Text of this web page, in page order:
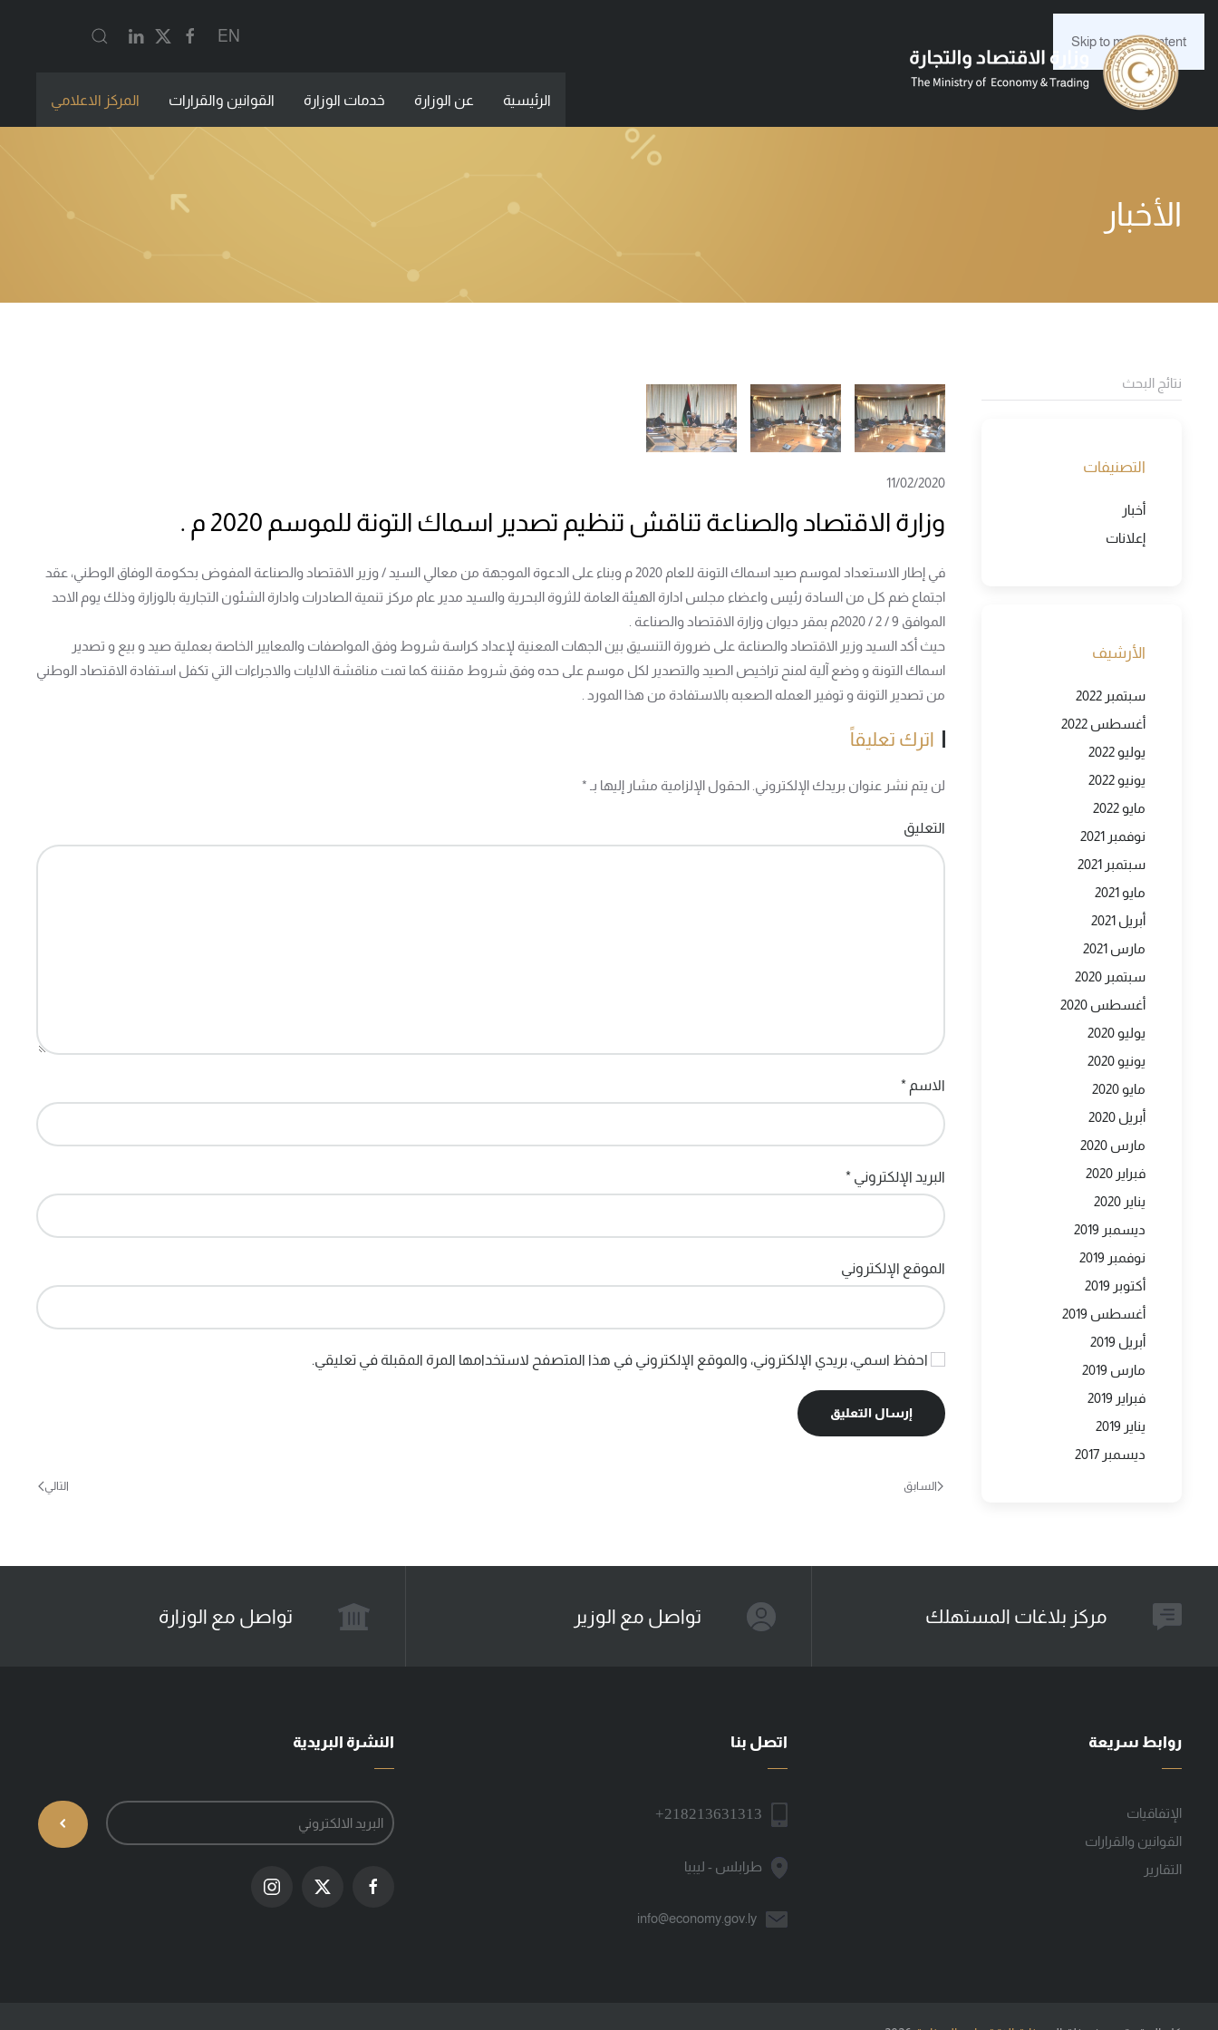
Skip to main content
EN
الرئيسية عن الوزارة خدمات الوزارة القوانين والقرارات المركز الاعلامي
الأخبار
التصنيفات
أخبار
إعلانات
الأرشيف
سبتمبر 2022
أغسطس 2022
يوليو 2022
يونيو 2022
مايو 2022
نوفمبر 2021
سبتمبر 2021
مايو 2021
أبريل 2021
مارس 2021
سبتمبر 2020
أغسطس 2020
يوليو 2020
يونيو 2020
مايو 2020
أبريل 2020
مارس 2020
فبراير 2020
يناير 2020
ديسمبر 2019
نوفمبر 2019
أكتوبر 2019
أغسطس 2019
أبريل 2019
مارس 2019
فبراير 2019
يناير 2019
ديسمبر 2017
11/02/2020
وزارة الاقتصاد والصناعة تناقش تنظيم تصدير اسماك التونة للموسم 2020 م .
في إطار الاستعداد لموسم صيد اسماك التونة للعام 2020 م وبناء على الدعوة الموجهة من معالي السيد / وزير الاقتصاد والصناعة المفوض بحكومة الوفاق الوطني، عقد
اجتماع ضم كل من السادة رئيس واعضاء مجلس ادارة الهيئة العامة للثروة البحرية والسيد مدير عام مركز تنمية الصادرات وادارة الشئون التجارية بالوزارة وذلك يوم الاحد
الموافق 9 / 2 / 2020م بمقر ديوان وزارة الاقتصاد والصناعة .
حيث أكد السيد وزير الاقتصاد والصناعة على ضرورة التنسيق بين الجهات المعنية لإعداد كراسة شروط وفق المواصفات والمعايير الخاصة بعملية صيد و بيع و تصدير
اسماك التونة و وضع آلية لمنح تراخيص الصيد والتصدير لكل موسم على حده وفق شروط مقننة كما تمت مناقشة الاليات والاجراءات التي تكفل استفادة الاقتصاد الوطني
من تصدير التونة و توفير العمله الصعبه بالاستفادة من هذا المورد .
اترك تعليقاً
لن يتم نشر عنوان بريدك الإلكتروني. الحقول الإلزامية مشار إليها بـ *
التعليق
الاسم *
البريد الإلكتروني *
الموقع الإلكتروني
احفظ اسمي، بريدي الإلكتروني، والموقع الإلكتروني في هذا المتصفح لاستخدامها المرة المقبلة في تعليقي.
إرسال التعليق
السابق التالي
مركز بلاغات المستهلك تواصل مع الوزير تواصل مع الوزارة
روابط سريعة
الإتفاقيات
القوانين والقرارات
التقارير
اتصل بنا
+218213631313
طرابلس - ليبيا
info@economy.gov.ly
النشرة البريدية